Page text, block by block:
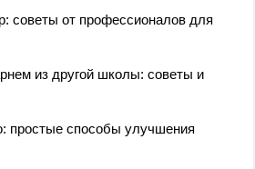
советы от профессионалов для
из другой школы: советы и
простые способы улучшения